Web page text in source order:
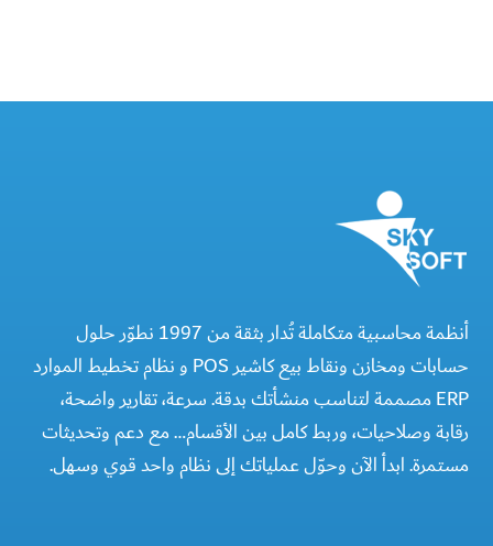
أنظمة محاسبية متكاملة تُدار بثقة من 1997 نطوّر حلول
حسابات ومخازن ونقاط بيع كاشير POS و نظام تخطيط الموارد
ERP مصممة لتناسب منشأتك بدقة. سرعة، تقارير واضحة،
رقابة وصلاحيات، وربط كامل بين الأقسام… مع دعم وتحديثات
مستمرة. ابدأ الآن وحوّل عملياتك إلى نظام واحد قوي وسهل.